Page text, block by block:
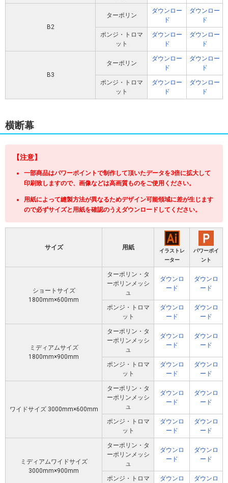
B2
ターポリン
ダウンロー
ド
ダウンロー
ド
ポンジ・トロマ
ット
ダウンロー
ド
ダウンロー
ド
B3
ターポリン
ダウンロー
ド
ダウンロー
ド
ポンジ・トロマ
ット
ダウンロー
ド
ダウンロー
ド
横断幕
【注意】
一部商品はパワーポイントで制作して頂いたデータを3倍に拡大して
印刷致しますので、画像などは高画質ものをご使用ください。
用紙によって縫製方法が異なるためデザイン可能領域に差が生じます
ので必ずサイズと用紙を確認のうえダウンロードしてください。
サイズ 用紙
イラストレ
ーター
パワーポイ
ント
ショートサイズ
1800mm×600mm
ターポリン・タ
ーポリンメッシ
ュ
ダウンロ
ード
ダウンロ
ード
ポンジ・トロマ
ット
ダウンロ
ード
ダウンロ
ード
ミディアムサイズ
1800mm×900mm
ターポリン・タ
ーポリンメッシ
ュ
ダウンロ
ード
ダウンロ
ード
ポンジ・トロマ
ット
ダウンロ
ード
ダウンロ
ード
ワイドサイズ 3000mm×600mm
ターポリン・タ
ーポリンメッシ
ュ
ダウンロ
ード
ダウンロ
ード
ポンジ・トロマ
ット
ダウンロ
ード
ダウンロ
ード
ミディアムワイドサイズ
3000mm×900mm
ターポリン・タ
ーポリンメッシ
ュ
ダウンロ
ード
ダウンロ
ード
ポンジ・トロマ
ダウンロ
ダウンロ